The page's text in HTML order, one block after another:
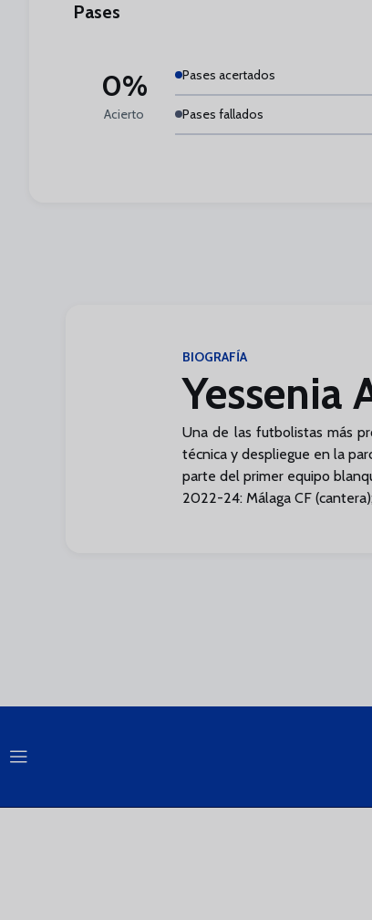
Pases
0%
Acierto
Pases acertados
Pases fallados
BIOGRAFÍA
Yessenia
Una de las futbolistas más
técnica y despliegue en la
parte del primer equipo
2022-24: Málaga CF